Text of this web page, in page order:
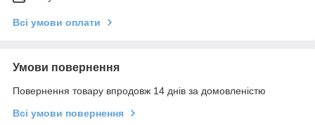
Всі умови оплати
Умови повернення
Повернення товару впродовж 14 днів за домовленістю
Всі умови повернення